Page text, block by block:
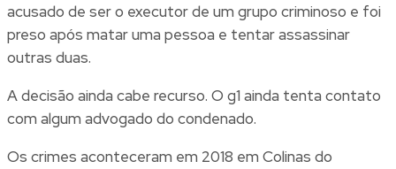
acusado de ser o executor de um grupo criminoso e foi
preso após matar uma pessoa e tentar assassinar
outras duas.
A decisão ainda cabe recurso. O g1 ainda tenta contato
com algum advogado do condenado.
Os crimes aconteceram em 2018 em Colinas do